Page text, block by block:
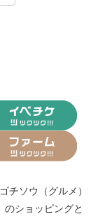
ゴチソウ（グルメ）
のショッピングと